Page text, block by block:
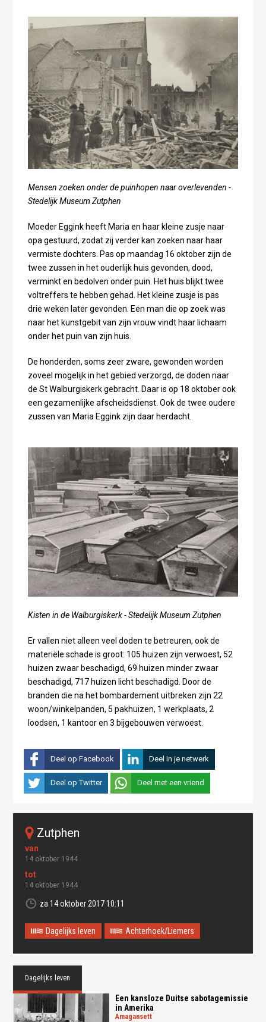
Mensen zoeken onder de puinhopen naar overlevenden -
Stedelijk Museum Zutphen
Moeder Eggink heeft Maria en haar kleine zusje naar
opa gestuurd, zodat zij verder kan zoeken naar haar
vermiste dochters. Pas op maandag 16 oktober zijn de
twee zussen in het ouderlijk huis gevonden, dood,
verminkt en bedolven onder puin. Het huis blijkt twee
voltreffers te hebben gehad. Het kleine zusje is pas
drie weken later gevonden. Een man die op zoek was
naar het kunstgebit van zijn vrouw vindt haar lichaam
onder het puin van zijn huis.
De honderden, soms zeer zware, gewonden worden
zoveel mogelijk in het gebied verzorgd, de doden naar
de St Walburgiskerk gebracht. Daar is op 18 oktober ook
een gezamenlijke afscheidsdienst. Ook de twee oudere
zussen van Maria Eggink zijn daar herdacht.
Kisten in de Walburgiskerk - Stedelijk Museum Zutphen
Er vallen niet alleen veel doden te betreuren, ook de
materiële schade is groot: 105 huizen zijn verwoest, 52
huizen zwaar beschadigd, 69 huizen minder zwaar
beschadigd, 717 huizen licht beschadigd. Door de
branden die na het bombardement uitbreken zijn 22
woon/winkelpanden, 5 pakhuizen, 1 werkplaats, 2
loodsen, 1 kantoor en 3 bijgebouwen verwoest.
Deel op Facebook Deel in je netwerk
Deel op Twitter Deel met een vriend
zutphen
14 oktober 1944
14 oktober 1944
za 14 oktober 2017 10:11
Dagelijks leven Achterhoek/Liemers
Dagelijks leven
Een kansloze Duitse sabotagemissie
in Amerika
amagansett